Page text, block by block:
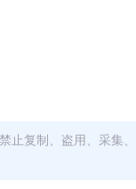
止复制、盗用、采集